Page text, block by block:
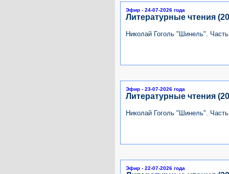
Эфир - 24-07-2026 года
Литературные чтения
Николай Гоголь "Шинель".
Эфир - 23-07-2026 года
Литературные чтения
Николай Гоголь "Шинель".
Эфир - 22-07-2026 года